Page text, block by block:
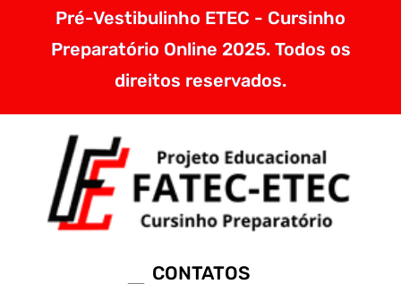
Pré-Vestibulinho ETEC - Cursinho
Preparatório Online 2025. Todos os
direitos reservados.
CONTATOS